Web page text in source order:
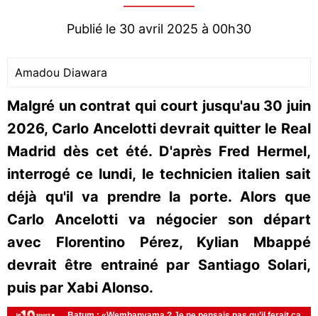
Publié le 30 avril 2025 à 00h30
Amadou Diawara
Malgré un contrat qui court jusqu'au 30 juin
2026, Carlo Ancelotti devrait quitter le Real
Madrid dès cet été. D'après Fred Hermel,
interrogé ce lundi, le technicien italien sait
déjà qu'il va prendre la porte. Alors que
Carlo Ancelotti va négocier son départ
avec Florentino Pérez, Kylian Mbappé
devrait être entrainé par Santiago Solari,
puis par Xabi Alonso.